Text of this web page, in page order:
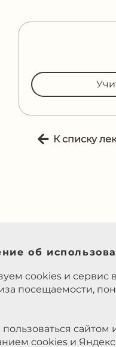
К списку
об
cookies и сервис
посещаемости,
сайтом
cookies и